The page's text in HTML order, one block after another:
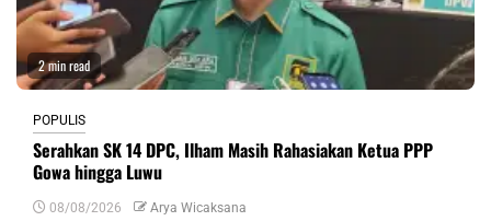
2 min read
POPULIS
Serahkan SK 14 DPC, Ilham Masih Rahasiakan Ketua PPP
Gowa hingga Luwu
08/08/2026 Arya Wicaksana